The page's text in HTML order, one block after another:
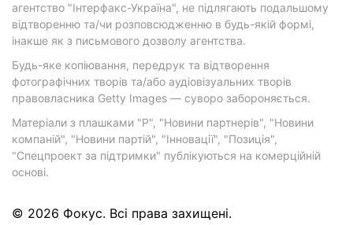
агентство "Інтерфакс-Україна", не підлягають подальшому
відтворенню та/чи розповсюдженню в будь-якій формі,
інакше як з письмового дозволу агентства.
Будь-яке копіювання, передрук та відтворення
фотографічних творів та/або аудіовізуальних творів
правовласника Getty Images — суворо забороняється.
Матеріали з плашками "Р", "Новини партнерів", "Новини
компаній", "Новини партій", "Інновації", "Позиція",
"Спецпроект за підтримки" публікуються на комерційній
основі.
© 2026 Фокус. Всі права захищені.